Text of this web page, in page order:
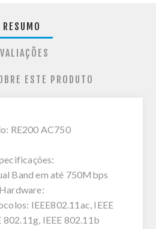
RESUMO
ESTE PRODUTO
RE200 AC750
Band em até 750Mbps
Hardware:
IEEE802.11ac, IEEE
802.11g, IEEE 802.11b